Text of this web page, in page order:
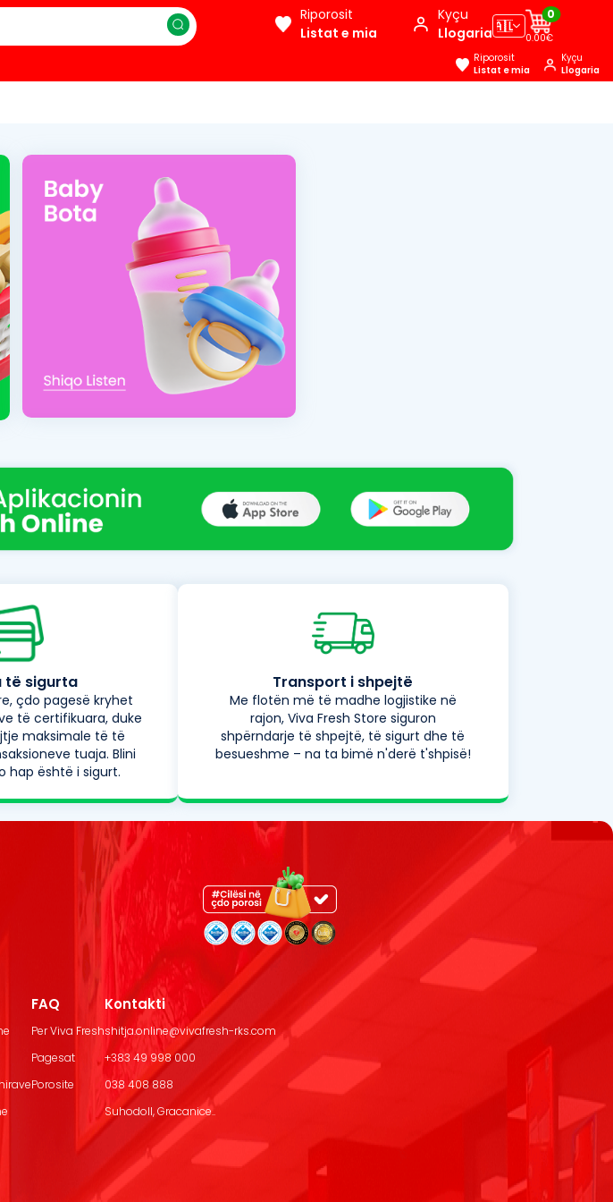
Riporosit
Listat e mia
Kyçu
Llogaria🇦🇱
0
0.00€
Riporosit
Listat e mia
Kyçu
Llogaria
të sigurta
çdo pagesë kryhet
të certifikuara, duke
maksimale të të
tuaja. Blini
hap është i sigurt.
Transport i shpejtë
Me flotën më të madhe logjistike në
rajon, Viva Fresh Store siguron
shpërndarje të shpejtë, të sigurt dhe të
besueshme – na ta bimë n'derë t'shpisë!
FAQ
Per Viva Fresh
Pagesat
Porosite
Kontakti
shitja.online@vivafresh-rks.com
+383 49 998 000
038 408 888
Suhodoll, Gracanice..